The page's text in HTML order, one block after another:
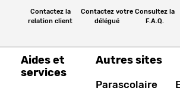
Contactez la
relation client
Contactez votre
délégué
Consultez la
F.A.Q.
Aides et
services
Autres sites
Parascolaire